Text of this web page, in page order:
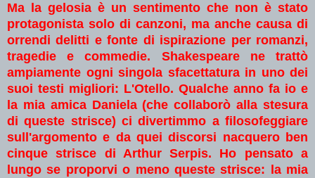
Ma la gelosia è un sentimento che non è stato
protagonista solo di canzoni, ma anche causa di
orrendi delitti e fonte di ispirazione per romanzi,
tragedie e commedie. Shakespeare ne trattò
ampiamente ogni singola sfacettatura in uno dei
suoi testi migliori: L'Otello. Qualche anno fa io e
la mia amica Daniela (che collaborò alla stesura
di queste strisce) ci divertimmo a filosofeggiare
sull'argomento e da quei discorsi nacquero ben
cinque strisce di Arthur Serpis. Ho pensato a
lungo se proporvi o meno queste strisce: la mia